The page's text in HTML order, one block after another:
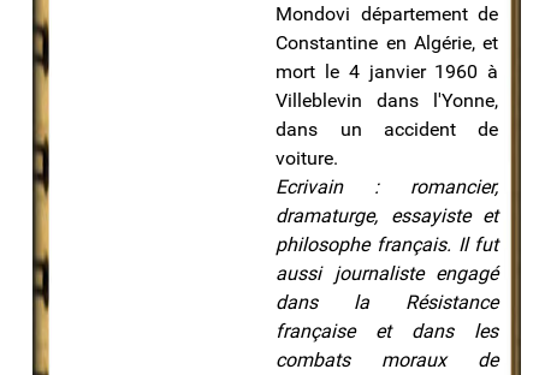
Mondovi département de
Constantine en Algérie, et
mort le 4 janvier 1960 à
Villeblevin dans l'Yonne,
dans un accident de
voiture.
Ecrivain : romancier,
dramaturge, essayiste et
philosophe français. Il fut
aussi journaliste engagé
dans la Résistance
française et dans les
combats moraux de